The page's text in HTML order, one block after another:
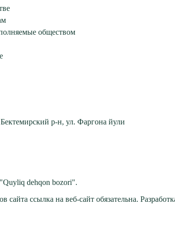
обществом
р-н, ул. Фаргона йули
dehqon bozori".
сайта ссылка на веб-сайт обязательна.